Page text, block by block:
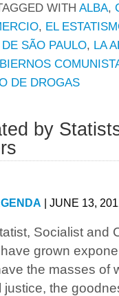
WITH ALBA,
, EL
SÃO PAULO, LA
DE DROGAS
by
| JUNE 13,
Socialist and
grown
the masses of
justice, the